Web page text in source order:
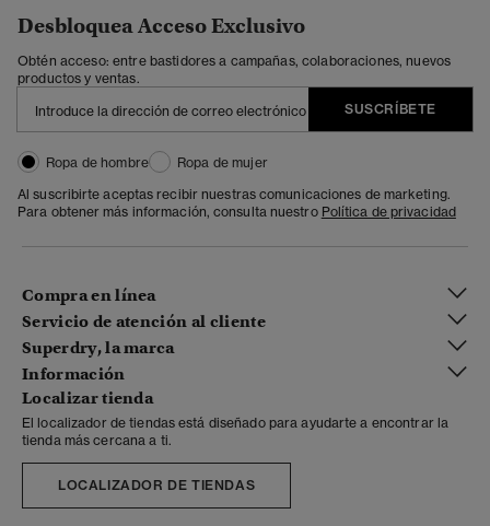
Desbloquea Acceso Exclusivo
Obtén acceso: entre bastidores a campañas, colaboraciones, nuevos
productos y ventas.
SUSCRÍBETE
Ropa de hombre
Ropa de mujer
Al suscribirte aceptas recibir nuestras comunicaciones de marketing.
Para obtener más información, consulta nuestro Política de privacidad
Compra en línea
Servicio de atención al cliente
Superdry, la marca
Información
Localizar tienda
El localizador de tiendas está diseñado para ayudarte a encontrar la
tienda más cercana a ti.
LOCALIZADOR DE TIENDAS